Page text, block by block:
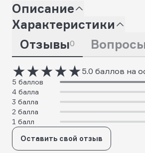
Описание
Характеристики
Отзывы0
5.0 баллов на
5 баллов
4 балла
3 балла
2 балла
1 балл
Оставить свой отзыв